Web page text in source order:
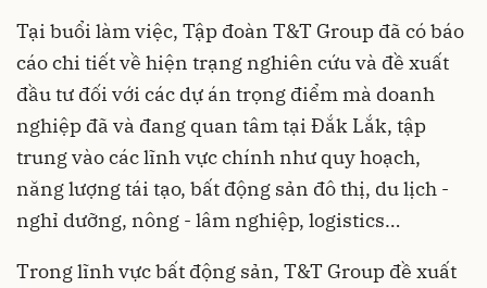
Tại buổi làm việc, Tập đoàn T&T Group đã có báo
cáo chi tiết về hiện trạng nghiên cứu và đề xuất
đầu tư đối với các dự án trọng điểm mà doanh
nghiệp đã và đang quan tâm tại Đắk Lắk, tập
trung vào các lĩnh vực chính như quy hoạch,
năng lượng tái tạo, bất động sản đô thị, du lịch -
nghỉ dưỡng, nông - lâm nghiệp, logistics…
Trong lĩnh vực bất động sản, T&T Group đề xuất